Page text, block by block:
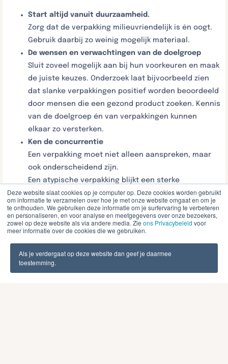
Deze website slaat cookies op je computer op. Deze cookies worden gebruikt
om informatie te verzamelen over hoe je met onze website omgaat en om je
te onthouden. We gebruiken deze informatie om je surfervaring te verbeteren
en personaliseren, en voor analyse en meetgegevens over onze bezoekers,
zowel op deze website als via andere media. Zie ons Privacybeleid voor
meer informatie over de cookies die we gebruiken.
Als je verdergaat op deze website dan geef je daarmee
toestemming.
Start altijd vanuit duurzaamheid.
Zorg dat de verpakking milieuvriendelijk is én oogt.
Gebruik daarbij zo weinig mogelijk materiaal.
De wensen en verwachtingen van de doelgroep
Sluit zoveel mogelijk aan bij hun voorkeuren en maak
de juiste keuzes. Onderzoek laat bijvoorbeeld zien
dat slanke verpakkingen positief worden beoordeeld
door mensen die een gezond product zoeken. Kennis
van de doelgroep én van verpakkingen kunnen
elkaar zo versterken.
Ken de concurrentie
Een verpakking moet niet alleen aanspreken, maar
ook onderscheidend zijn.
Een atypische verpakking blijkt een sterke
boodschap te versterken, omdat mensen de
informatie op een verpakking beter gaan lezen. Heb
je goede productclaims dan kan een afwijkende
verpakking die ondersteunen.
Ken je budget
Alleen dan kun je de juiste keuzes maken in
materiaal en uitstraling. Neem bij deze keuzes ook